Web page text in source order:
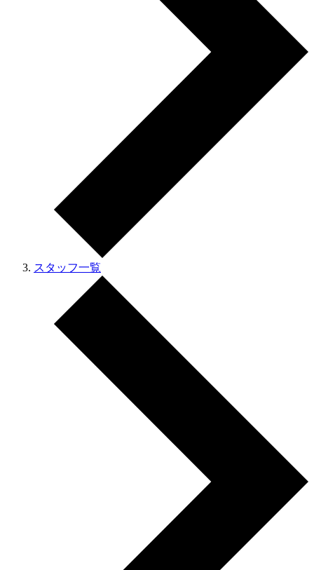
スタッフ一覧